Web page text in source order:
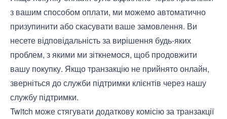
з вашим способом оплати, ми можемо автоматично
призупинити або скасувати ваше замовлення. Ви
несете відповідальність за вирішення будь-яких
проблем, з якими ми зіткнемося, щоб продовжити
вашу покупку. Якщо транзакцію не прийнято онлайн,
зверніться до служби підтримки клієнтів через нашу
службу підтримки.
Twitch може стягувати додаткову комісію за транзакції